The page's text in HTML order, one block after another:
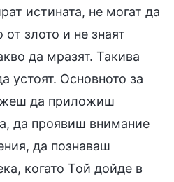
истината, не могат да
от злото и не знаят
да мразят. Такива
устоят. Основното за
да приложиш
да проявиш внимание
да познаваш
когато Той дойде в